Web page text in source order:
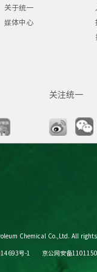
关于统一
媒体中心
关注统一
Chemical Co.,Ltd. All
号-1 京公网安备